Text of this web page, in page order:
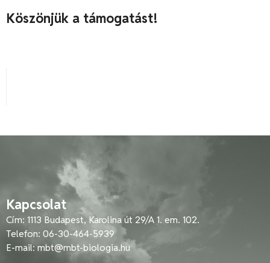
Köszönjük a támogatást!
Kapcsolat
Cím: 1113 Budapest, Karolina út 29/A 1. em. 102.
Telefon: 06-30-464-5939
E-mail:mbt@mbt-biologia.hu